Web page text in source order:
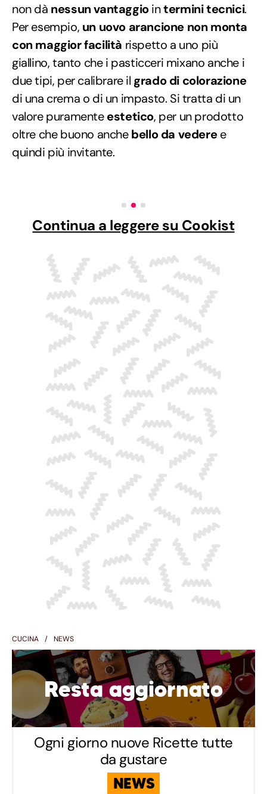
non dà nessun vantaggiointermini tecnici.
Per esempio, un uovo arancione non monta
con maggior facilità rispetto a uno più
giallino, tanto che i pasticceri mixano anche i
due tipi, per calibrare il grado di colorazione
di una crema o di un impasto. Si tratta di un
valore puramenteestetico, per un prodotto
oltre che buono anchebello da vederee
quindi più invitante.
Continua a leggere su Cookist
CUCINA NEWS
Resta aggiornato
Ogni giorno nuove Ricette tutte
da gustare
NEWS